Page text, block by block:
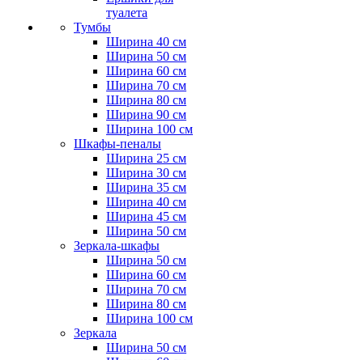
туалета
Тумбы
Ширина 40 см
Ширина 50 см
Ширина 60 см
Ширина 70 см
Ширина 80 см
Ширина 90 см
Ширина 100 см
Шкафы-пеналы
Ширина 25 см
Ширина 30 см
Ширина 35 см
Ширина 40 см
Ширина 45 см
Ширина 50 см
Зеркала-шкафы
Ширина 50 см
Ширина 60 см
Ширина 70 см
Ширина 80 см
Ширина 100 см
Зеркала
Ширина 50 см